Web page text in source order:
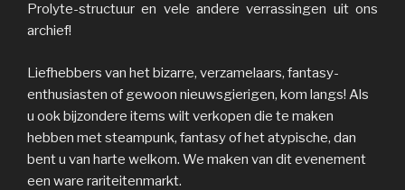
Prolyte-structuur en vele andere verrassingen uit ons
archief!
Liefhebbers van het bizarre, verzamelaars, fantasy-
enthusiasten of gewoon nieuwsgierigen, kom langs! Als
u ook bijzondere items wilt verkopen die te maken
hebben met steampunk, fantasy of het atypische, dan
bent u van harte welkom. We maken van dit evenement
een ware rariteitenmarkt.